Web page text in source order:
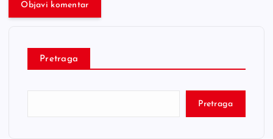
Pretraga
Pretraga